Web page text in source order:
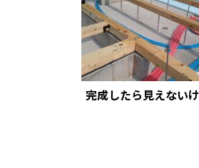
完成したら見えない